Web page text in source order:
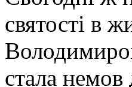
святості в
стала